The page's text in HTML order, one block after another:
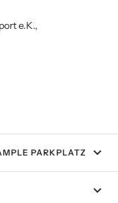
e.K.,
PARKPLATZ